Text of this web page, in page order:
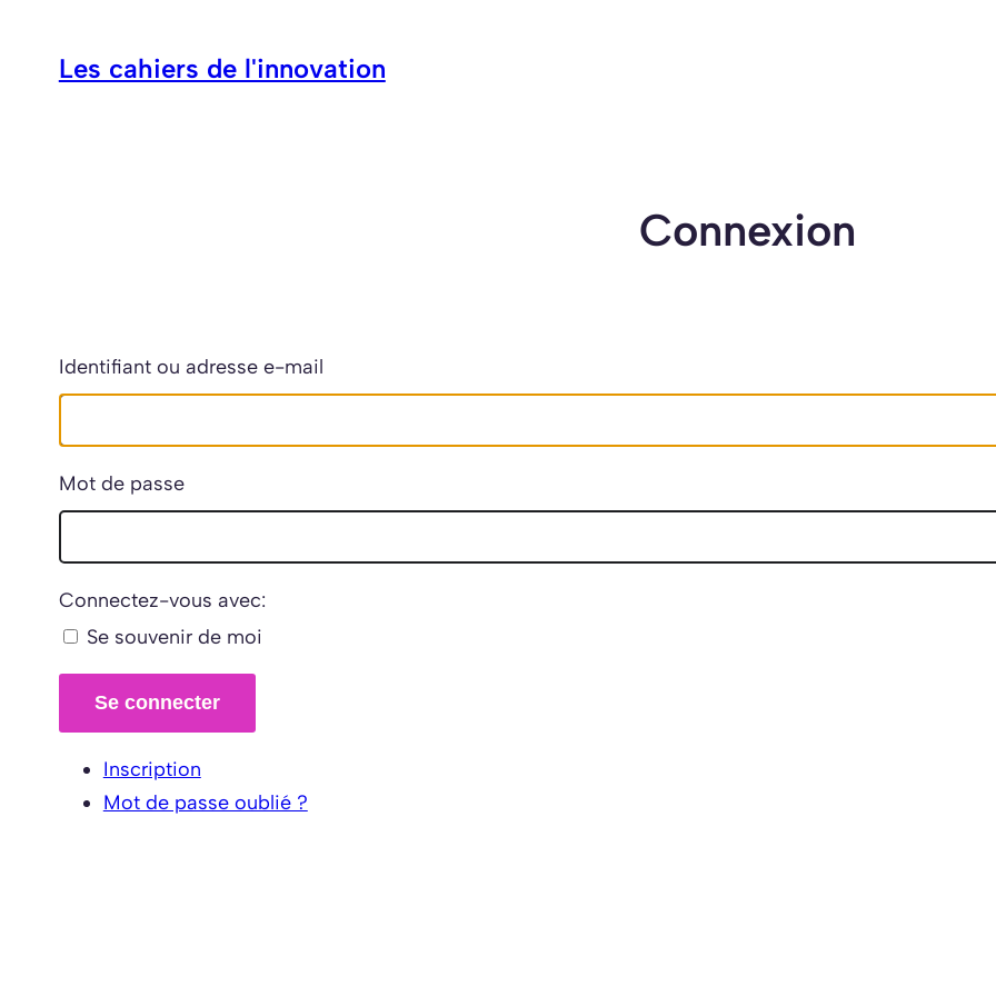
Les cahiers de l'innovation
Connexion
Identifiant ou adresse e-mail
Mot de passe
Connectez-vous avec:
Se souvenir de moi
Se connecter
Inscription
Mot de passe oublié ?